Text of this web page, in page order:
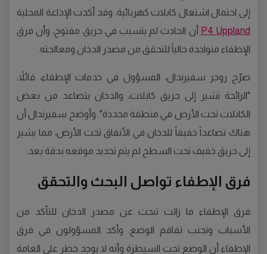
إلى احتمال اشتعال كابلات كهربائية. وقد أكدت الإذاعة المحلية
P4 Uppland أن الحادث لم يتسبب في حريق مفتوح، وأن فرق
الإطفاء متواجدة حالياً للتحقق من مصدر الدخان ومعالجته.
صرّح روجر سفيرندال، المسؤول في خدمات الإطفاء، قائلاً:
"الرائحة تشير إلى حريق كابلات، والدخان يتصاعد من بعض
الكابلات تحت الأرض في منطقة محددة". وأوضح سفيرندال أن
هناك تصاعداً خفيفاً للدخان في الأنفاق تحت الأرض، مما يشير
إلى حريق خفيف تحت السطح لم يتم تحديد موقعه بدقة بعد.
فرق الإطفاء تواصل البحث والتحقق
فرق الإطفاء ما زالت تبحث عن مصدر الدخان للتأكد من
الأسباب وتجنب تفاقم الوضع. وأكد المسؤولون في فرق
الإطفاء أن الوضع تحت السيطرة وأنه لا يوجد خطر على العامة